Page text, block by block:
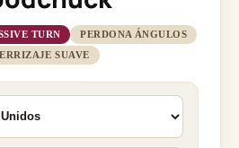
TURN
PERDONA ÁNGULOS
SUAVE